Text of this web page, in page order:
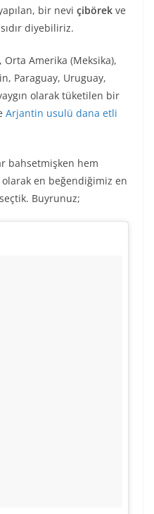
bir nevi çibörek ve
diyebiliriz.
Orta Amerika (Meksika),
Paraguay, Uruguay,
olarak tüketilen bir
Arjantin usulü dana etli
bahsetmişken hem
en beğendiğimiz en
Buyrunuz;